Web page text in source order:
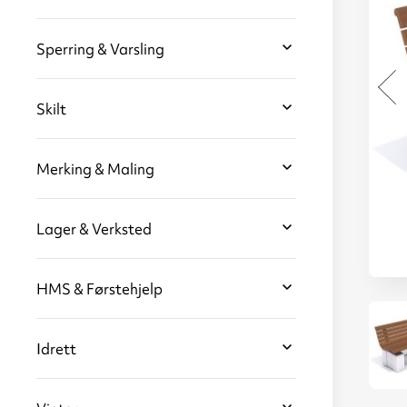
Riddersberg
stål/betong,
Sperring & Varsling
Skilt
Merking & Maling
Lager & Verksted
HMS & Førstehjelp
Idrett